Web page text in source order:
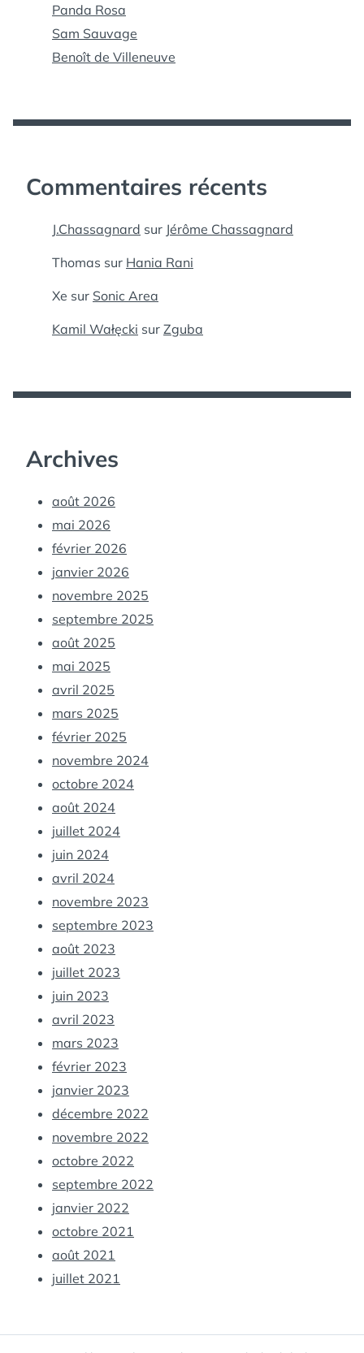
Panda Rosa
Sam Sauvage
Benoît de Villeneuve
Commentaires récents
J.Chassagnard sur Jérôme Chassagnard
Thomas sur Hania Rani
Xe sur Sonic Area
Kamil Wałęcki sur Zguba
Archives
août 2026
mai 2026
février 2026
janvier 2026
novembre 2025
septembre 2025
août 2025
mai 2025
avril 2025
mars 2025
février 2025
novembre 2024
octobre 2024
août 2024
juillet 2024
juin 2024
avril 2024
novembre 2023
septembre 2023
août 2023
juillet 2023
juin 2023
avril 2023
mars 2023
février 2023
janvier 2023
décembre 2022
novembre 2022
octobre 2022
septembre 2022
janvier 2022
octobre 2021
août 2021
juillet 2021